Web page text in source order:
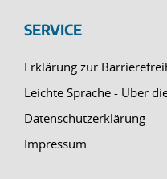
SERVICE
Erklärung zur
Leichte Sprache - Über
Datenschutzerklärung
Impressum